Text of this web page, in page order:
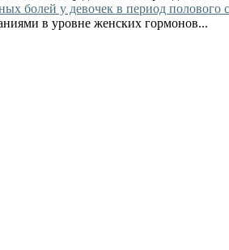
болей у девочек в период полового
в уровне женских гормонов...